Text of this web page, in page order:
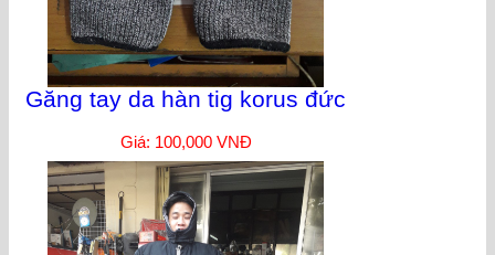
Găng tay da hàn tig korus đức
Giá: 100,000 VNĐ